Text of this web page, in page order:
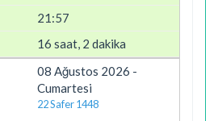
21:57
16 saat, 2 dakika
08 Ağustos 2026 -
Cumartesi
22 Safer 1448